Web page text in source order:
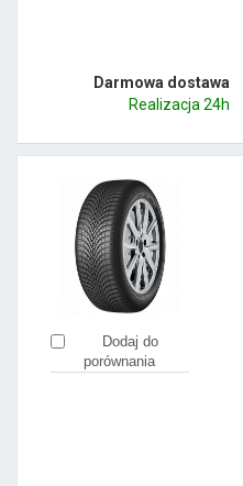
Darmowa dostawa
Realizacja 24h
Dodaj do
porównania